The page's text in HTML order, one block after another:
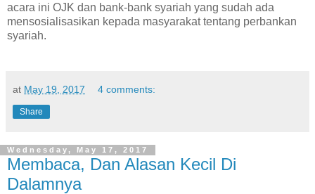
acara ini OJK dan bank-bank syariah yang sudah ada
mensosialisasikan kepada masyarakat tentang perbankan
syariah.
at May 19, 2017 4 comments:
Share
Wednesday, May 17, 2017
Membaca, Dan Alasan Kecil Di
Dalamnya